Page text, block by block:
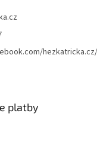
hezkatricka.cz/
platby